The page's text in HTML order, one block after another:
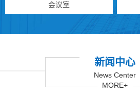
会议室
新闻中心
News Center
MORE+